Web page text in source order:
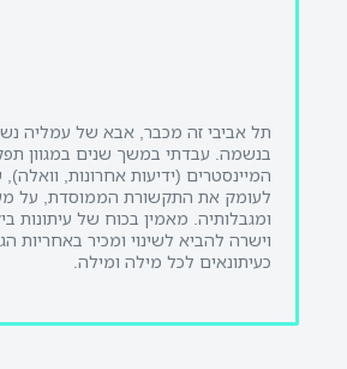
תל אביבי זה מכבר, אבא של עמליה
בנשמה. עבדתי במשך שנים במגוון
המיינסטרים (ידיעות אחרונות,
לעומק את התקשורת הממוסדת, על
ומגבלותיה. מאמין בכוח של עיתונות
וישרה להביא לשינוי ומכיר באחריות
כעיתונאים לכל מילה ומילה.